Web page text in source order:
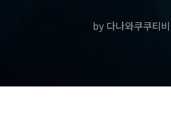
by 다나와쿠쿠티비